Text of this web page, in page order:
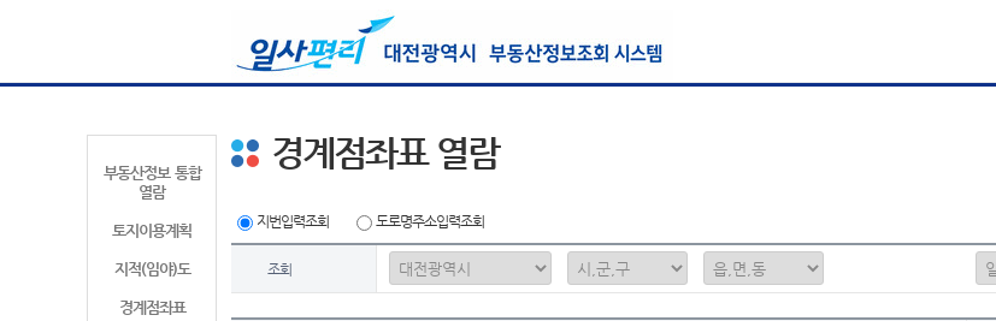
부동산정보 통합
열람
토지이용계획
지적(임야)도
경계점좌표
경계점좌표 열람
지번입력조회 도로명주소입력조회
조회